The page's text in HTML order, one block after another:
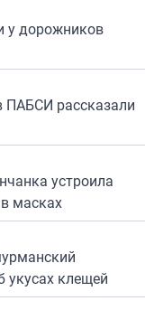
у дорожников
ПАБСИ рассказали
устроила
масках
укусах клещей